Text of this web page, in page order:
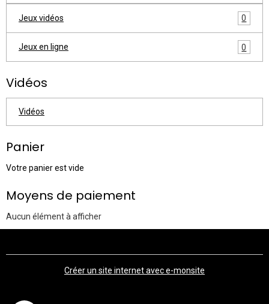
Jeux vidéos 0
Jeux en ligne 0
Vidéos
Vidéos
Panier
Votre panier est vide
Moyens de paiement
Aucun élément à afficher
Créer un site internet avec e-monsite